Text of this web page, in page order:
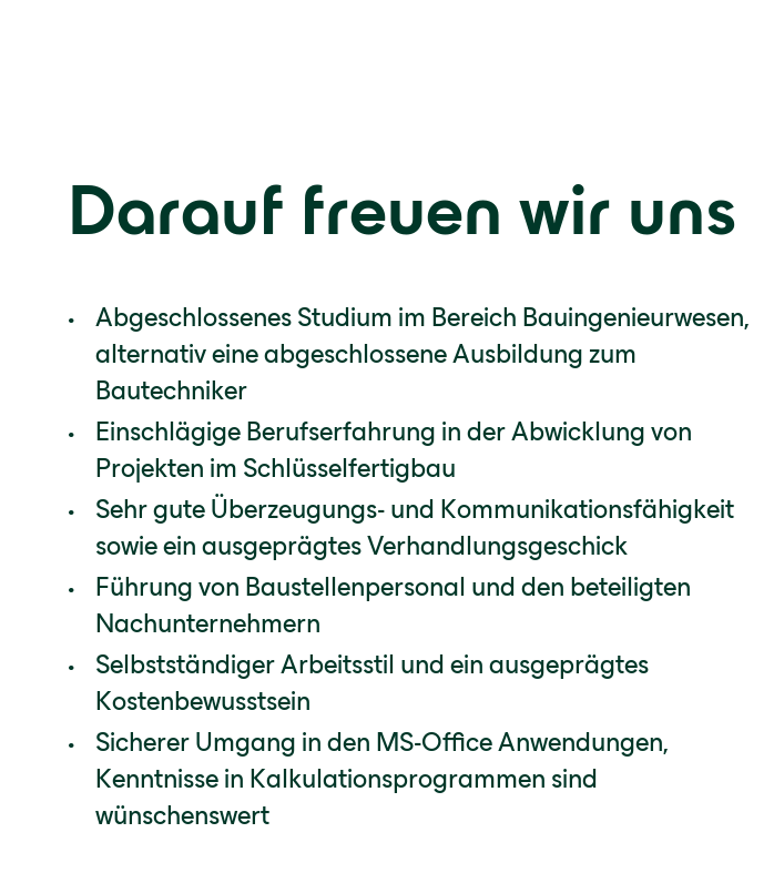
Darauf freuen wir uns
Abgeschlossenes Studium im Bereich Bauingenieurwesen,
alternativ eine abgeschlossene Ausbildung zum
Bautechniker
Einschlägige Berufserfahrung in der Abwicklung von
Projekten im Schlüsselfertigbau
Sehr gute Überzeugungs- und Kommunikationsfähigkeit
sowie ein ausgeprägtes Verhandlungsgeschick
Führung von Baustellenpersonal und den beteiligten
Nachunternehmern
Selbstständiger Arbeitsstil und ein ausgeprägtes
Kostenbewusstsein
Sicherer Umgang in den MS-Office Anwendungen,
Kenntnisse in Kalkulationsprogrammen sind
wünschenswert